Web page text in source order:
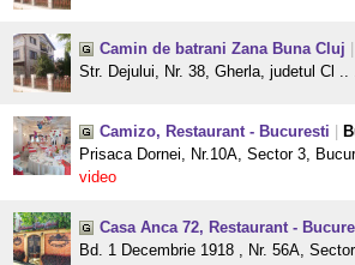
Camin de batrani Zana Buna Cluj
Str. Dejului, Nr. 38, Gherla, judetul Cl ..
Camizo, Restaurant - Bucuresti
Prisaca Dornei, Nr.10A, Sector 3,
video
Casa Anca 72, Restaurant -
Bd. 1 Decembrie 1918 , Nr. 56A,